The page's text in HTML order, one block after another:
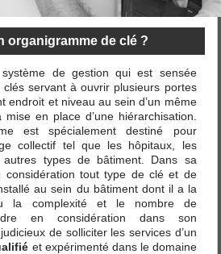
organigramme de clé ?
de gestion qui est sensée
clés servant à ouvrir plusieurs portes
endroit et niveau au sein d’un même
en place d’une hiérarchisation.
est spécialement destiné pour
collectif tel que les hôpitaux, les
types de bâtiment. Dans sa
considération tout type de clé et de
au sein du bâtiment dont il a la
la complexité et le nombre de
en considération dans son
de solliciter les services d’un
et expérimenté dans le domaine